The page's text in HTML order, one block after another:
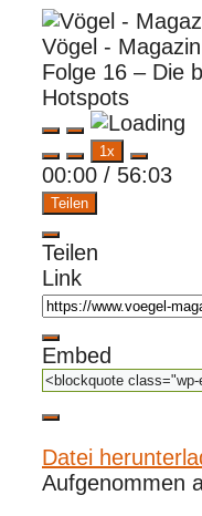
Vögel -
Folge 16 – Die
Hotspots
Play
Episode
Pause
Episode
1x
00:00 / 56:03
Teilen
Teilen
Link
Embed
Datei
Aufgenommen